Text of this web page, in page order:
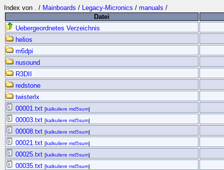
Index von . / Mainboards / Legacy-Micronics / manuals /
Datei
Uebergeordnetes Verzeichnis
helios
m6dpi
nusound
R3DII
redstone
twisterlx
00001.txt [kalkuliere md5sum]
00003.txt [kalkuliere md5sum]
00008.txt [kalkuliere md5sum]
00021.txt [kalkuliere md5sum]
00025.txt [kalkuliere md5sum]
00035.txt [kalkuliere md5sum]